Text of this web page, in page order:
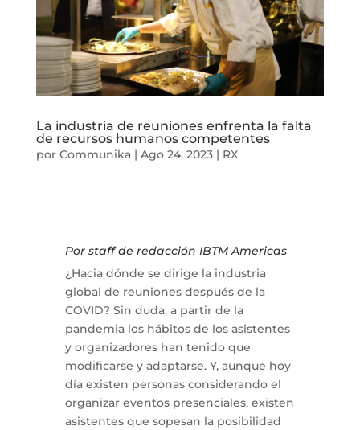
La industria de reuniones enfrenta la falta
de recursos humanos competentes
por Communika| Ago 24, 2023| RX
Por staff de redacción IBTM Americas
¿Hacia dónde se dirige la industria
global de reuniones después de la
COVID? Sin duda, a partir de la
pandemia los hábitos de los asistentes
y organizadores han tenido que
modificarse y adaptarse. Y, aunque hoy
día existen personas considerando el
organizar eventos presenciales, existen
asistentes que sopesan la posibilidad